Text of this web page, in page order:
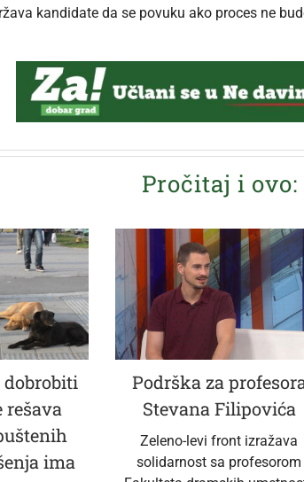
kandidate da se povuku ako proces ne
Pročitaj i ovo:
dobrobiti
rešava
ima
Podrška za
Stevana Filipovića
Zeleno-levi front izražava
solidarnost sa profesorom